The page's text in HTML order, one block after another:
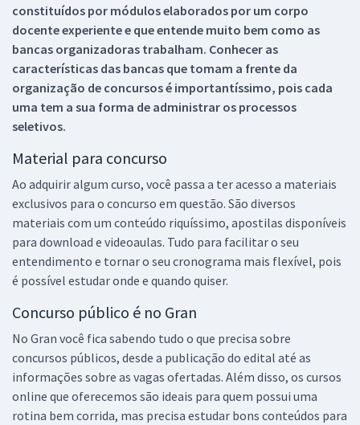
constituídos por módulos elaborados por um corpo
docente experiente e que entende muito bem como as
bancas organizadoras trabalham. Conhecer as
características das bancas que tomam a frente da
organização de concursos é importantíssimo, pois cada
uma tem a sua forma de administrar os processos
seletivos.
Material para concurso
Ao adquirir algum curso, você passa a ter acesso a materiais
exclusivos para o concurso em questão. São diversos
materiais com um conteúdo riquíssimo, apostilas disponíveis
para download e videoaulas. Tudo para facilitar o seu
entendimento e tornar o seu cronograma mais flexível, pois
é possível estudar onde e quando quiser.
Concurso público é no Gran
No Gran você fica sabendo tudo o que precisa sobre
concursos públicos, desde a publicação do edital até as
informações sobre as vagas ofertadas. Além disso, os cursos
online que oferecemos são ideais para quem possui uma
rotina bem corrida, mas precisa estudar bons conteúdos para